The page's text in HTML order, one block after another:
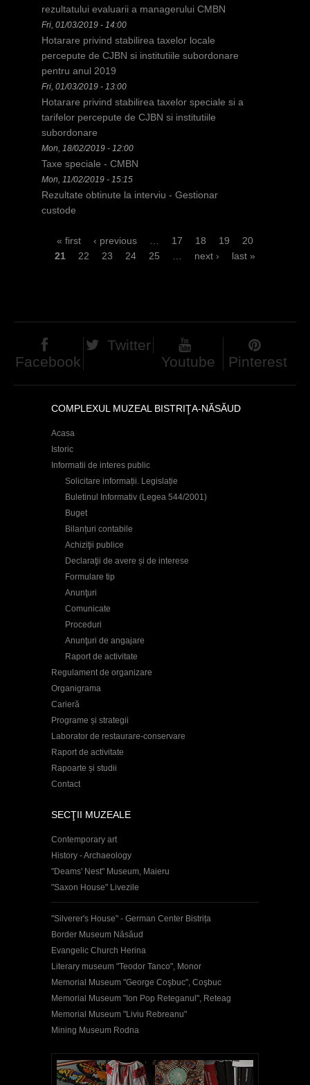
rezultatului evaluarii a managerului CMBN
Fri, 01/03/2019 - 14:00
Hotarare privind stabilirea taxelor locale
percepute de CJBN si institutiile subordonare
pentru anul 2019
Fri, 01/03/2019 - 13:00
Hotarare privind stabilirea taxelor speciale si a
tarifelor percepute de CJBN si institutiile
subordonare
Mon, 18/02/2019 - 12:00
Taxe speciale - CMBN
Mon, 11/02/2019 - 15:15
Rezultate obtinute la interviu - Gestionar
custode
s
« first ‹ previous 17 18 19
20
21
22 23 24 25 next › last »
Facebook
Twitter
Youtube
Pinterest
COMPLEXUL MUZEAL BISTRIŢA-NĂSĂUD
Acasa
Istoric
Informatii de interes public
Solicitare informații. Legislație
Buletinul Informativ (Legea 544/2001)
Buget
Bilanțuri contabile
Achiziţii publice
Declaraţii de avere și de interese
Formulare tip
Anunţuri
Comunicate
Proceduri
Anunţuri de angajare
Raport de activitate
Regulament de organizare
Organigrama
Carieră
Programe și strategii
Laborator de restaurare-conservare
Raport de activitate
Rapoarte și studii
Contact
SECŢII MUZEALE
Contemporary art
History - Archaeology
"Deams' Nest" Museum, Maieru
"Saxon House" Livezile
"Silverer's House" - German Center Bistrița
Border Museum Năsăud
Evangelic Church Herina
Literary museum "Teodor Tanco", Monor
Memorial Museum "George Coşbuc", Coşbuc
Memorial Museum "Ion Pop Reteganul", Reteag
Memorial Museum "Liviu Rebreanu"
Mining Museum Rodna